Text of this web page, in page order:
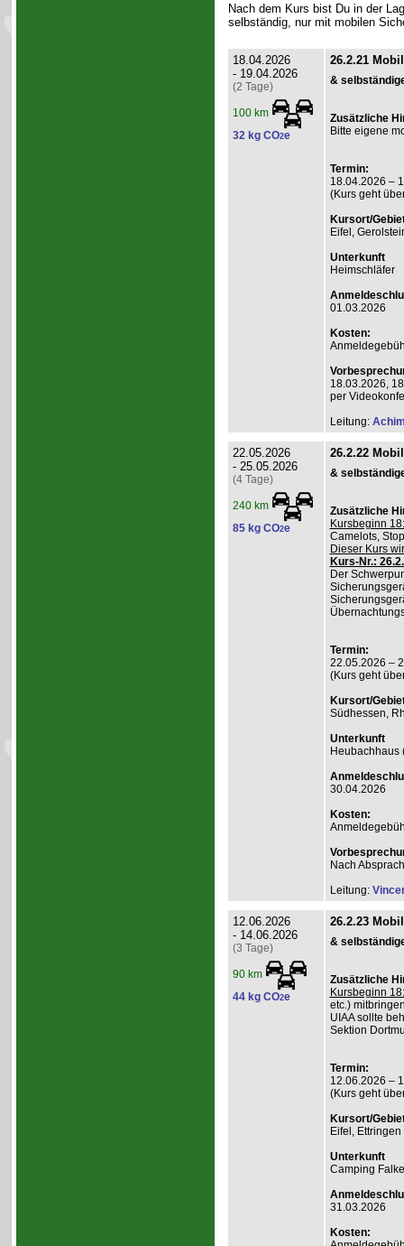
Nach dem Kurs bist Du in der
selbständig, nur mit mobilen
18.04.2026
- 19.04.2026
(2 Tage)
100 km
32 kg CO2e
26.2.21
&
Zusätzliche
Bitte eigene
Termin:
18.04.2026 –
(Kurs geht
Kursort/
Eifel,
Unterkunft
Heimschläfer
01.03.2026
Kosten:
18.03.2026,
per
Leitung:
22.05.2026
- 25.05.2026
(4 Tage)
240 km
85 kg CO2e
26.2.22
&
Zusätzliche
Kursbeginn
Camelots,
Dieser Kurs
Kurs-Nr.:
Der
Termin:
22.05.2026 –
(Kurs geht
Kursort/
Südhessen,
Unterkunft
Heubachhaus
30.04.2026
Kosten:
Nach
Leitung:
12.06.2026
- 14.06.2026
(3 Tage)
90 km
44 kg CO2e
26.2.23
&
Zusätzliche
Kursbeginn
etc.)
UIAA sollte
Sektion
Termin:
12.06.2026 –
(Kurs geht
Kursort/
Eifel,
Unterkunft
Camping
31.03.2026
Kosten: